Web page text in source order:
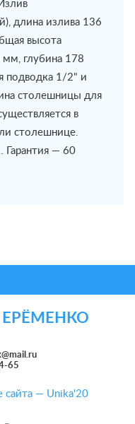
длина излива 136
высота
глубина 178
подводка 1/2" и
столешницы для
в
столешнице.
Гарантия — 60
65